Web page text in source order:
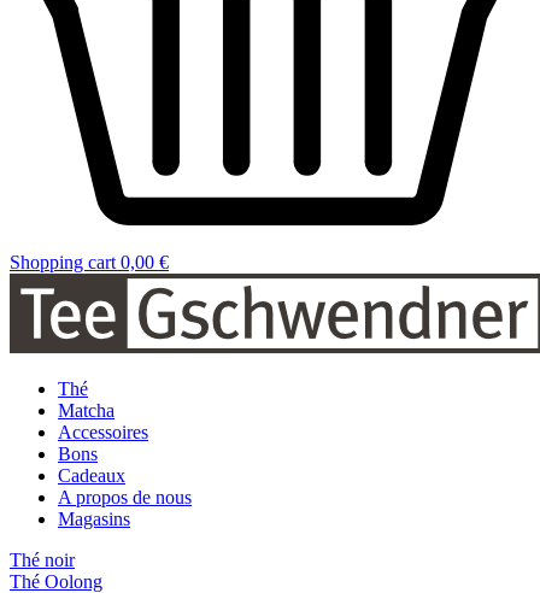
Shopping cart 0,00 €
Thé
Matcha
Accessoires
Bons
Cadeaux
A propos de nous
Magasins
Thé noir
Thé Oolong